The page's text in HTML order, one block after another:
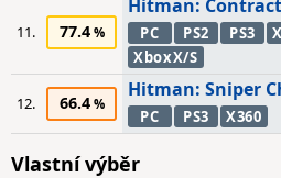
11. 77.4
Hitman:
PC
PS2 PS3
XboxX/S
12. 66.4
Hitman: Sniper
PC
PS3 X360
Vlastní výběr